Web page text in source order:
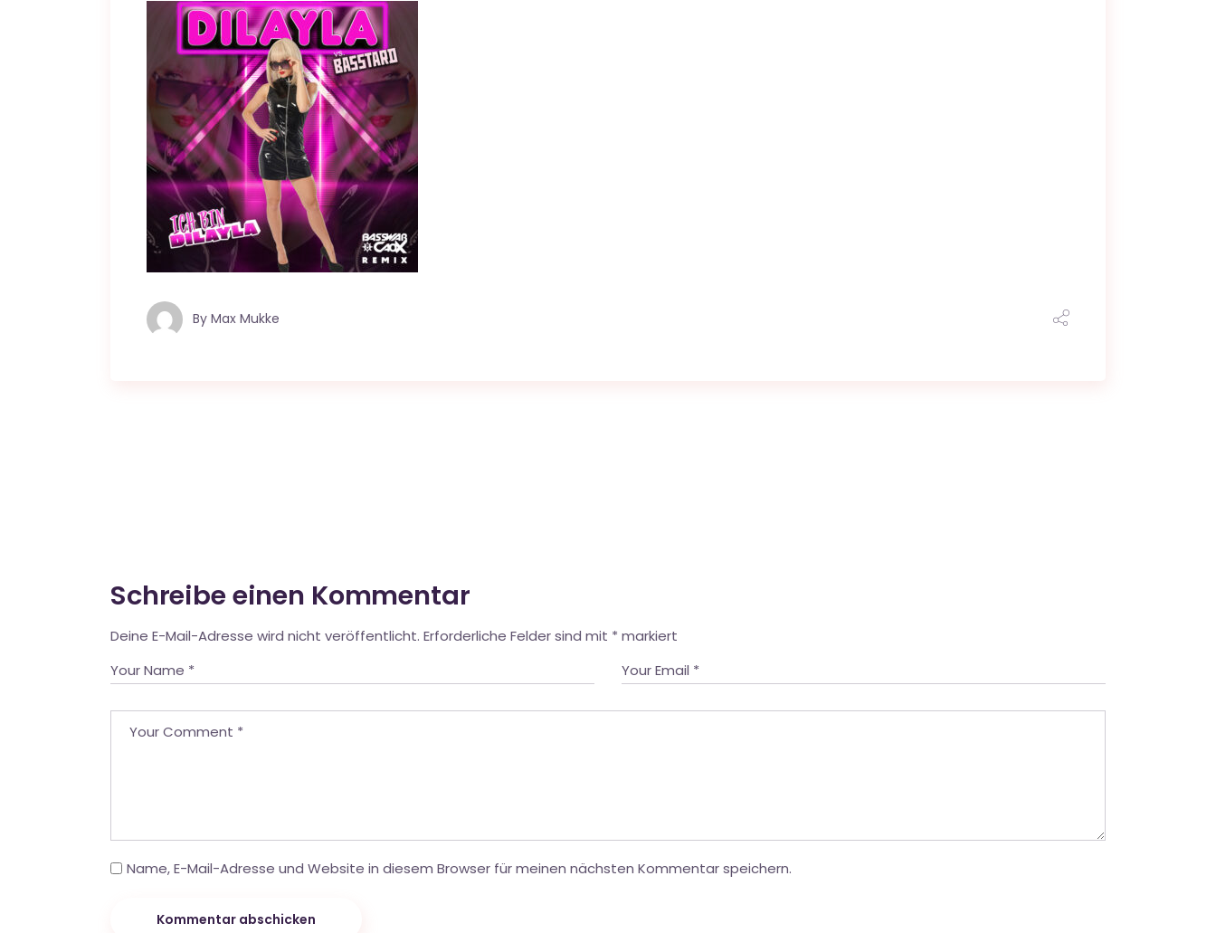
By Max Mukke
Schreibe einen Kommentar
Deine E-Mail-Adresse wird nicht veröffentlicht. Erforderliche Felder sind mit * markiert
Name, E-Mail-Adresse und Website in diesem Browser für meinen nächsten Kommentar speichern.
Kommentar abschicken